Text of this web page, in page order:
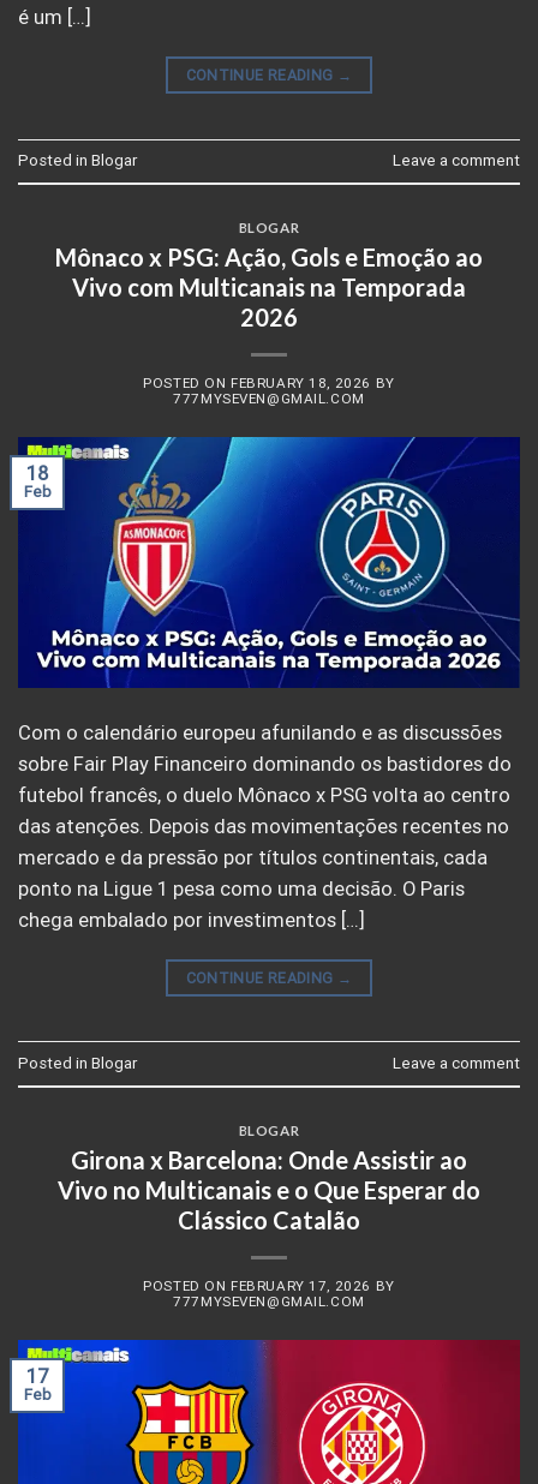
é um […]
CONTINUE READING →
Posted in Blogar Leave a comment
BLOGAR
Mônaco x PSG: Ação, Gols e Emoção ao
Vivo com Multicanais na Temporada
2026
POSTED ON FEBRUARY 18, 2026 BY
777MYSEVEN@GMAIL.COM
18
Feb
Com o calendário europeu afunilando e as discussões
sobre Fair Play Financeiro dominando os bastidores do
futebol francês, o duelo Mônaco x PSG volta ao centro
das atenções. Depois das movimentações recentes no
mercado e da pressão por títulos continentais, cada
ponto na Ligue 1 pesa como uma decisão. O Paris
chega embalado por investimentos […]
CONTINUE READING →
Posted in Blogar Leave a comment
BLOGAR
Girona x Barcelona: Onde Assistir ao
Vivo no Multicanais e o Que Esperar do
Clássico Catalão
POSTED ON FEBRUARY 17, 2026 BY
777MYSEVEN@GMAIL.COM
17
Feb